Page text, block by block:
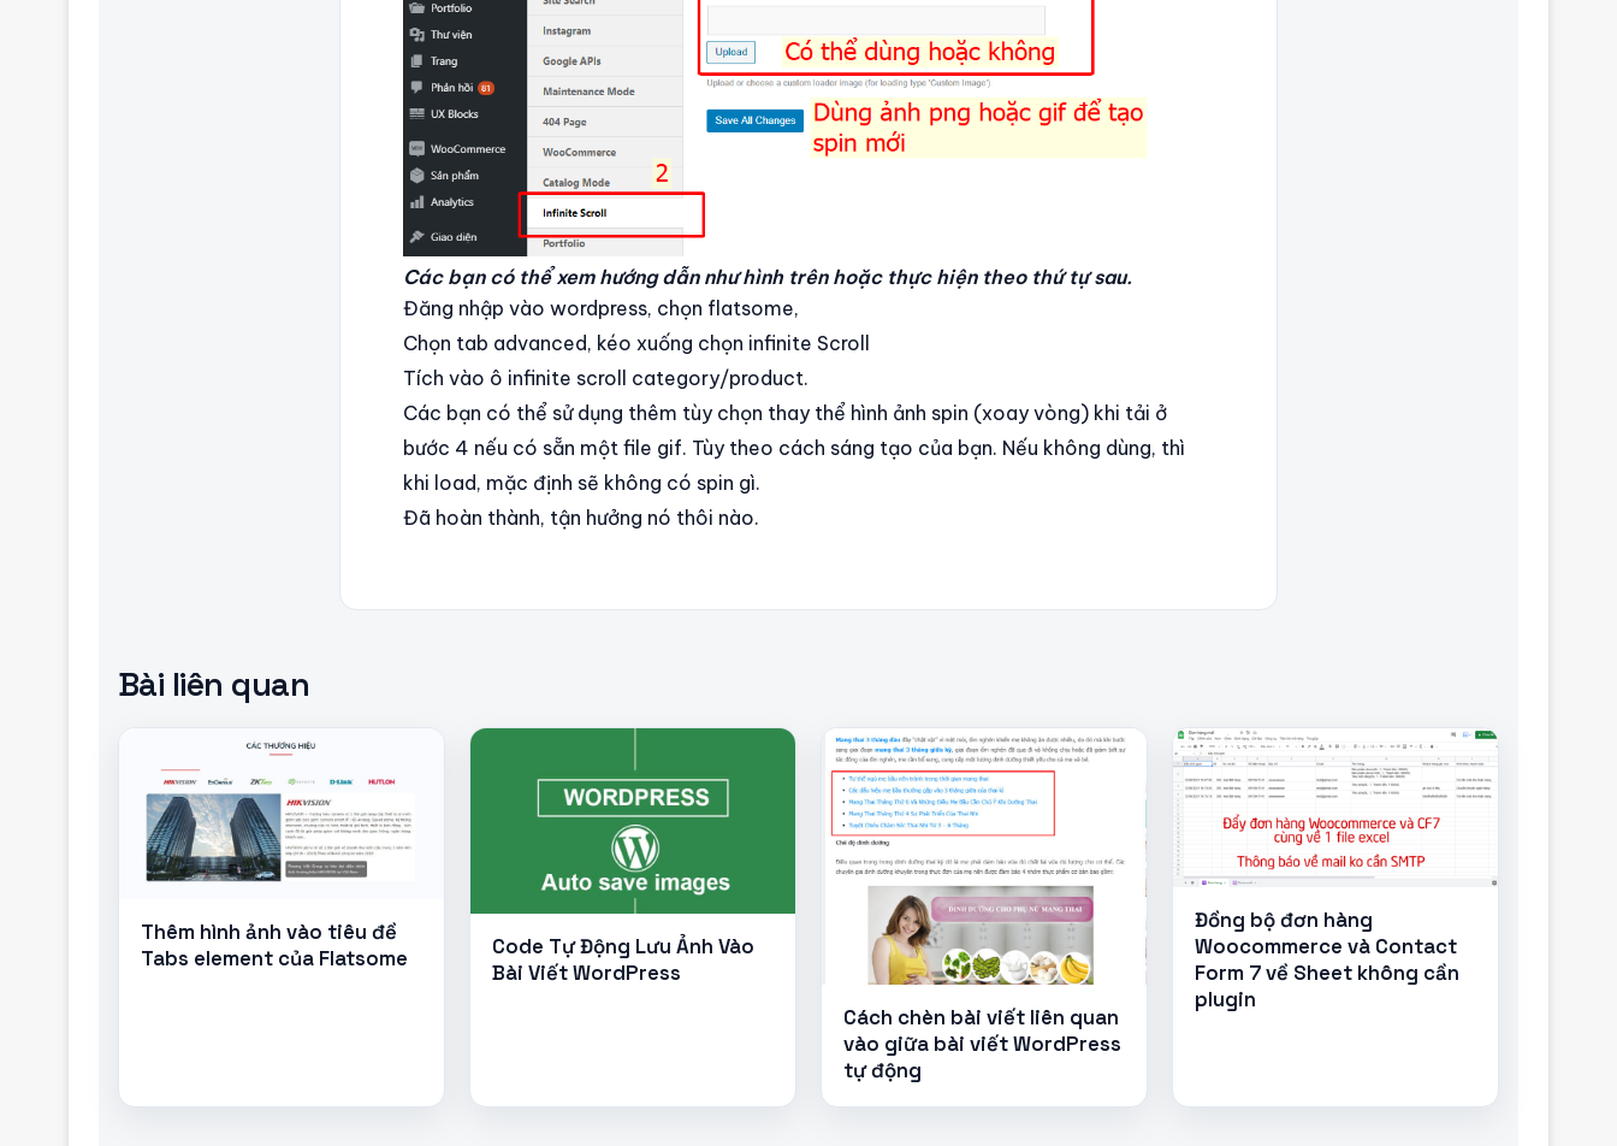
Các bạn có thể xem hướng dẫn như hình trên hoặc thực hiện theo thứ tự sau.
Đăng nhập vào wordpress, chọn flatsome,
Chọn tab advanced, kéo xuống chọn infinite Scroll
Tích vào ô infinite scroll category/product.
Các bạn có thể sử dụng thêm tùy chọn thay thể hình ảnh spin (xoay vòng) khi tải ở
bước 4 nếu có sẵn một file gif. Tùy theo cách sáng tạo của bạn. Nếu không dùng, thì
khi load, mặc định sẽ không có spin gì.
Đã hoàn thành, tận hưởng nó thôi nào.
Bài liên quan
Thêm hình ảnh vào tiêu đề
Tabs element của Flatsome
Code Tự Động Lưu Ảnh Vào
Bài Viết WordPress
Cách chèn bài viết liên quan
vào giữa bài viết WordPress
tự động
Đồng bộ đơn hàng
Woocommerce và Contact
Form 7 về Sheet không cần
plugin